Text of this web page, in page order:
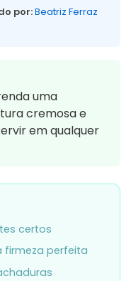
por:Beatriz Ferraz
uma
cremosa e
em qualquer
certos
firmeza perfeita